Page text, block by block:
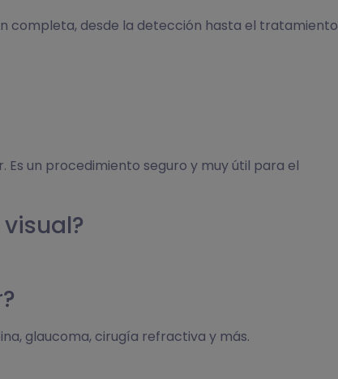
completa, desde la detección hasta el tratamiento
Es un procedimiento seguro y muy útil para el
glaucoma, cirugía refractiva y más.